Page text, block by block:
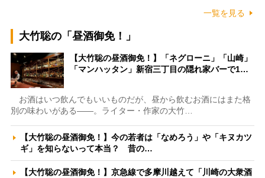
一覧を見る
大竹聡の「昼酒御免！」
【大竹聡の昼酒御免！】「ネグローニ」「山崎」
「マンハッタン」新宿三丁目の隠れ家バーで1…
お酒はいつ飲んでもいいものだが、昼から飲むお酒にはまた格
別の味わいがある――。ライター・作家の大竹…
【大竹聡の昼酒御免！】今の若者は「なめろう」や「キヌカツ
ギ」を知らないって本当？ 昔の…
【大竹聡の昼酒御免！】京急線で多摩川越えて「川崎の大衆酒